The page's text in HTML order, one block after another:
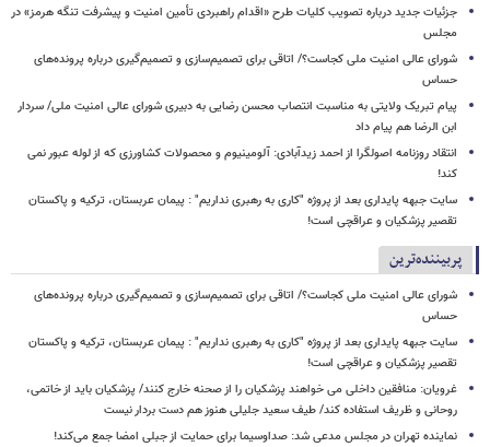
جزئیات جدید درباره تصویب کلیات طرح «اقدام راهبردی تأمین امنیت و پیشرفت تنگه هرمز» در
مجلس
شورای عالی امنیت ملی کجاست؟/ اتاقی برای تصمیم‌سازی و تصمیم‌گیری درباره پرونده‌های
حساس
پیام تبریک ولایتی به مناسبت انتصاب محسن رضایی به دبیری شورای عالی امنیت ملی/ سردار
ابن الرضا هم پیام داد
انتقاد روزنامه اصولگرا از احمد زیدآبادی: آلومینیوم و محصولات کشاورزی که از لوله عبور نمی
کند!
سایت جبهه پایداری بعد از پروژه "کاری به رهبری نداریم" : پیمان عربستان، ترکیه و پاکستان
تقصیر پزشکیان و عراقچی است!
پربیننده‌ترین
شورای عالی امنیت ملی کجاست؟/ اتاقی برای تصمیم‌سازی و تصمیم‌گیری درباره پرونده‌های
حساس
سایت جبهه پایداری بعد از پروژه "کاری به رهبری نداریم" : پیمان عربستان، ترکیه و پاکستان
تقصیر پزشکیان و عراقچی است!
غرویان: منافقین داخلی می خواهند پزشکیان را از صحنه خارج کنند/ پزشکیان باید از خاتمی،
روحانی و ظریف استفاده کند/ طیف سعید جلیلی هنوز هم دست بردار نیست
نماینده تهران در مجلس مدعی شد: صداوسیما برای حمایت از جبلی امضا جمع می‌کند!